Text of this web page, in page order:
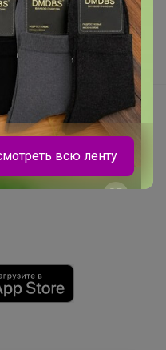
ваших изображений
чиселвсю ленту